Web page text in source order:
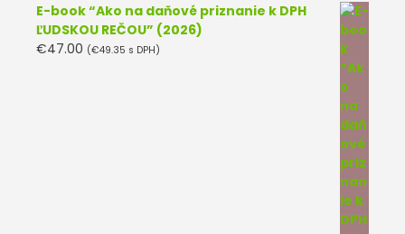
E-book “Ako na daňové priznanie k DPH
ĽUDSKOU REČOU” (2026)
€47.00 (€49.35 s DPH)